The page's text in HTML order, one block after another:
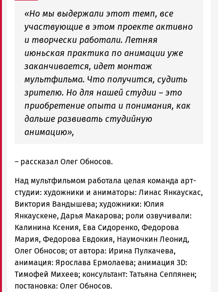
«Но мы выдержали этот темп, все
участвующие в этом проекте активно
и творчески работали. Летняя
июньская практика по анимации уже
заканчивается, идет монтаж
мультфильма. Что получится, судить
зрителю. Но для нашей студии – это
приобретение опыта и понимания, как
дальше развивать студийную
анимацию»,
– рассказал Олег Обносов.
Над мультфильмом работала целая команда арт-
студии: художники и аниматоры: Линас Янкаускас,
Виктория Вандышева; художники: Юлия
Янкаускене, Дарья Макарова; роли озвучивали:
Калинина Ксения, Ева Сидоренко, Федорова
Мария, Федорова Евдокия, Наумочкин Леонид,
Олег Обносов; от автора: Ирина Пулкачева,
анимация: Ярослава Ермолаева; анимация 3D:
Тимофей Михеев; консультант: Татьяна Сеппянен;
постановка: Олег Обносов.